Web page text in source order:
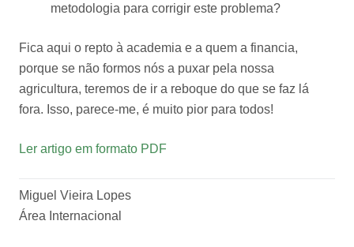
metodologia para corrigir este problema?
Fica aqui o repto à academia e a quem a financia,
porque se não formos nós a puxar pela nossa
agricultura, teremos de ir a reboque do que se faz lá
fora. Isso, parece-me, é muito pior para todos!
Ler artigo em formato PDF
Miguel Vieira Lopes
Área Internacional